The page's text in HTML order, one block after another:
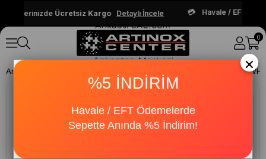
Ücretsiz Kargo Detaylı İncele Havale / EFT
0
Anasayfa Teka HAK 625×
%5 İNDİRİM
Havale / EFT Ödemelerde
Sepette Anında %5 İndirim!